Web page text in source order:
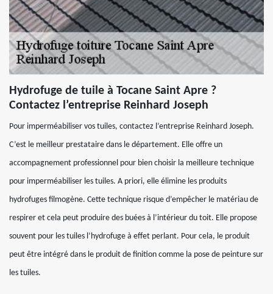
Hydrofuge de tuile à Tocane Saint Apre ?
Contactez l’entreprise Reinhard Joseph
Pour imperméabiliser vos tuiles, contactez l’entreprise Reinhard Joseph.
C’est le meilleur prestataire dans le département. Elle offre un
accompagnement professionnel pour bien choisir la meilleure technique
pour imperméabiliser les tuiles. A priori, elle élimine les produits
hydrofuges filmogène. Cette technique risque d’empêcher le matériau de
respirer et cela peut produire des buées à l’intérieur du toit. Elle propose
souvent pour les tuiles l’hydrofuge à effet perlant. Pour cela, le produit
peut être intégré dans le produit de finition comme la pose de peinture sur
les tuiles.